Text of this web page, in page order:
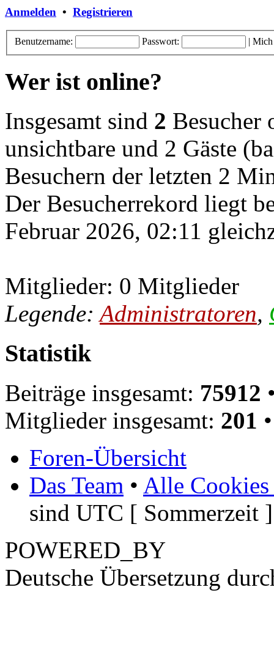
Anmelden • Registrieren
Benutzername: Passwort: | Mich
Wer ist online?
Insgesamt sind 2 Besucher
unsichtbare und 2 Gäste
Besuchern der letzten 2
Der Besucherrekord liegt
Februar 2026, 02:11
Mitglieder: 0 Mitglieder
Legende:Administratoren,
Statistik
Beiträge insgesamt: 75912
Mitglieder insgesamt: 201
Foren-Übersicht
Das Team • Alle Cookies
sind UTC [ Sommerzeit ]
POWERED_BY
Deutsche Übersetzung